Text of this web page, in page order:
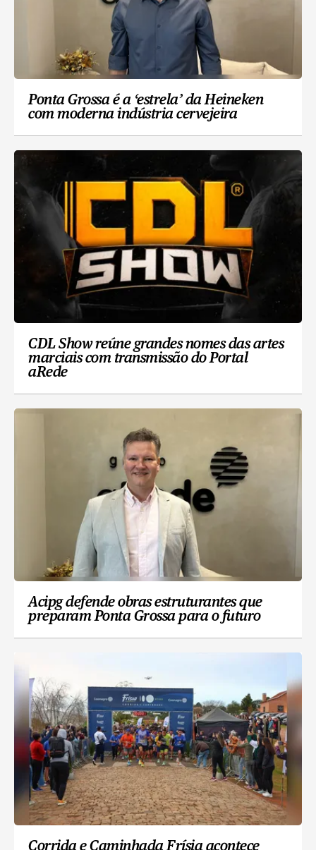
Ponta Grossa é a ‘estrela’ da Heineken
com moderna indústria cervejeira
CDL Show reúne grandes nomes das artes
marciais com transmissão do Portal
aRede
Acipg defende obras estruturantes que
preparam Ponta Grossa para o futuro
Corrida e Caminhada Frísia acontece